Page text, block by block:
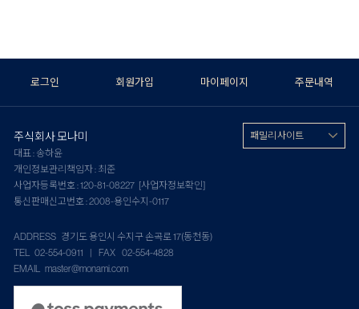
로그인 회원가입 마이페이지 주문내역
주식회사 모나미
대표 : 송하윤
개인정보관리책임자 : 최준
사업자등록번호 : 120-81-08227 [사업자정보확인]
통신판매신고번호 : 2008-용인수지-0117
ADDRESS 경기도 용인시 수지구 손곡로 17(동천동)
TEL 02-554-0911 | FAX 02-554-4828
EMAIL master@monami.com
패밀리 사이트